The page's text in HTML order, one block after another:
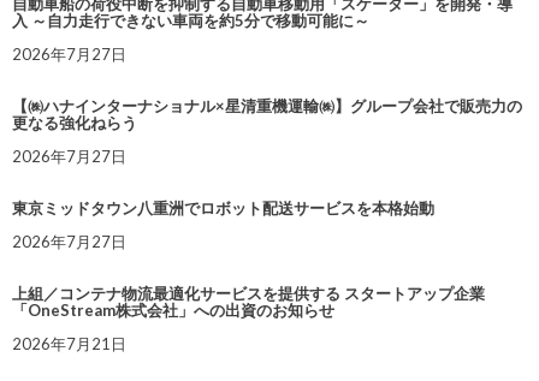
自動車船の荷役中断を抑制する自動車移動用「スケーター」を開発・導
入 ～自力走行できない車両を約5分で移動可能に～
2026年7月27日
【㈱ハナインターナショナル×星清重機運輸㈱】グループ会社で販売力の
更なる強化ねらう
2026年7月27日
東京ミッドタウン八重洲でロボット配送サービスを本格始動
2026年7月27日
上組／コンテナ物流最適化サービスを提供する スタートアップ企業
「OneStream株式会社」への出資のお知らせ
2026年7月21日